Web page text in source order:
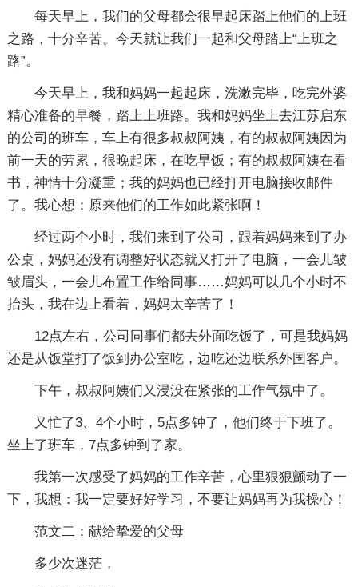
每天早上，我们的父母都会很早起床踏上他们的上班
之路，十分辛苦。今天就让我们一起和父母踏上“上班之
路”。
今天早上，我和妈妈一起起床，洗漱完毕，吃完外婆
精心准备的早餐，踏上上班路。我和妈妈坐上去江苏启东
的公司的班车，车上有很多叔叔阿姨，有的叔叔阿姨因为
前一天的劳累，很晚起床，在吃早饭；有的叔叔阿姨在看
书，神情十分凝重；我的妈妈也已经打开电脑接收邮件
了。我心想：原来他们的工作如此紧张啊！
经过两个小时，我们来到了公司，跟着妈妈来到了办
公桌，妈妈还没有调整好状态就又打开了电脑，一会儿皱
皱眉头，一会儿布置工作给同事……妈妈可以几个小时不
抬头，我在边上看着，妈妈太辛苦了！
12点左右，公司同事们都去外面吃饭了，可是我妈妈
还是从饭堂打了饭到办公室吃，边吃还边联系外国客户。
下午，叔叔阿姨们又浸没在紧张的工作气氛中了。
又忙了3、4个小时，5点多钟了，他们终于下班了。
坐上了班车，7点多钟到了家。
我第一次感受了妈妈的工作辛苦，心里狠狠颤动了一
下，我想：我一定要好好学习，不要让妈妈再为我操心！
范文二：献给挚爱的父母
多少次迷茫，